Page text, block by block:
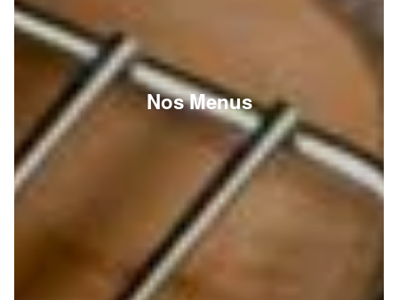
Nos Menus